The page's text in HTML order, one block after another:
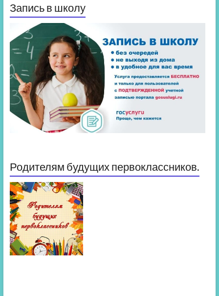
Запись в школу
Родителям будущих первоклассников.